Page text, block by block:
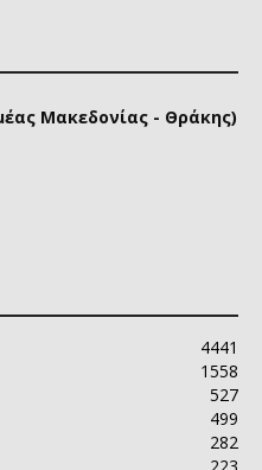
Μακεδονίας - Θράκης)
4441
1558
527
499
282